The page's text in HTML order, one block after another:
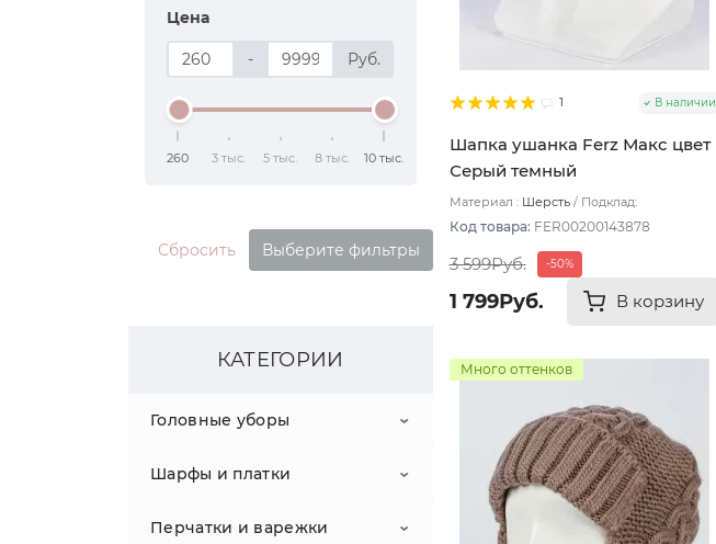
Цена
- Руб.
260 3 тыс. 5 тыс. 8 тыс. 10 тыс.
Сбросить Выберите фильтры
КАТЕГОРИИ
Головные уборы
Шапки
Кепки
Шарфы и платки
Шарфы
Перчатки и варежки
1 В наличии
Шапка ушанка Ferz Макс цвет
Серый темный
Материал : Шерсть
Подклад:
Код товара: FER00200143878
3 599Руб. -50%
1 799Руб. В корзину
Много оттенков